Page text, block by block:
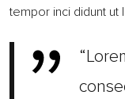
tempor inci didunt ut